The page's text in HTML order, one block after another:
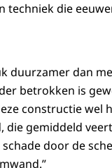
die
duurzamer dan
betrokken is
constructie wel
gemiddeld
door de